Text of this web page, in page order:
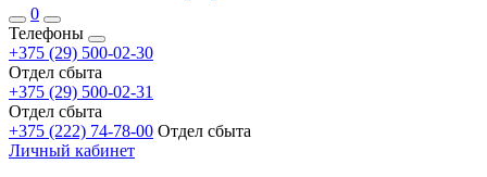
0
Телефоны
+375 (29) 500-02-30
Отдел сбыта
+375 (29) 500-02-31
Отдел сбыта
+375 (222) 74-78-00 Отдел сбыта
Личный кабинет